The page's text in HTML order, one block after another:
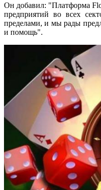
Он добавил: "Платформа
предприятий во всех
пределами, и мы рады
и помощь".